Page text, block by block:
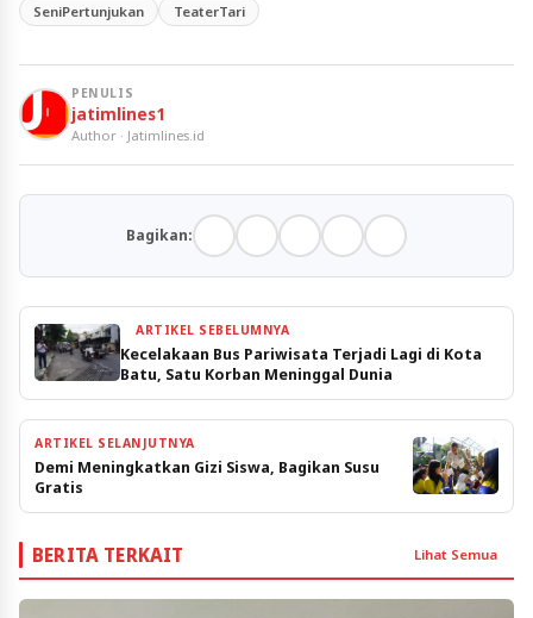
SeniPertunjukan
TeaterTari
PENULIS
jatimlines1
Author · Jatimlines.id
Bagikan:
ARTIKEL SEBELUMNYA
Kecelakaan Bus Pariwisata Terjadi Lagi di Kota
Batu, Satu Korban Meninggal Dunia
ARTIKEL SELANJUTNYA
Demi Meningkatkan Gizi Siswa, Bagikan Susu
Gratis
BERITA TERKAIT Lihat Semua